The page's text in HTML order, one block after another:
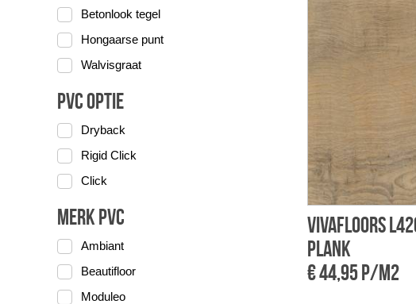
Betonlook tegel
Hongaarse punt
Walvisgraat
PVC optie
Dryback
Rigid Click
Click
Merk PVC
Ambiant
Beautifloor
Moduleo
Vivafloors
plank
€ 44,95 p/m2